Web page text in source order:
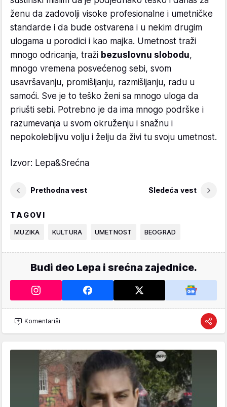
ženu da zadovolji visoke profesionalne i umetničke
standarde i da bude ostvarena i u nekim drugim
ulogama u porodici i kao majka. Umetnost traži
mnogo odricanja, traži bezuslovnu slobodu,
mnogo vremena posvećenog sebi, svom
usavršavanju, promišljanju, razmišljanju, radu u
samoći. Sve je to teško ženi sa mnogo uloga da
priušti sebi. Potrebno je da ima mnogo podrške i
razumevanja u svom okruženju i snažnu i
nepokolebljivu volju i želju da živi tu svoju umetnost.
Izvor: Lepa&Srećna
Prethodna vest Sledeća vest
TAGOVI
MUZIKA KULTURA UMETNOST BEOGRAD
Budi deo Lepa i srećna zajednice.
Komentariši